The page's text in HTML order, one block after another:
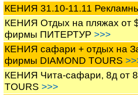
КЕНИЯ 31.10-11.11
КЕНИЯ Отдых на пляжах от
фирмы ПИТЕРТУР >>>
КЕНИЯ сафари + отдых на
фирмы DIAMOND TOURS
КЕНИЯ Чита-сафари, 8д от
TOURS >>>